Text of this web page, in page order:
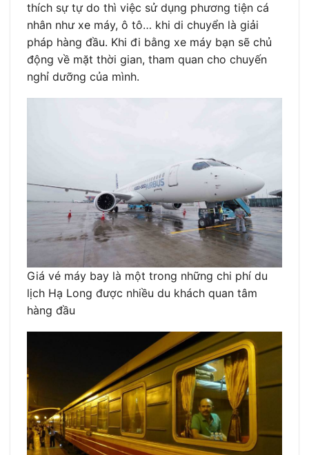
thích sự tự do thì việc sử dụng phương tiện cá
nhân như xe máy, ô tô… khi di chuyển là giải
pháp hàng đầu. Khi đi bằng xe máy bạn sẽ chủ
động về mặt thời gian, tham quan cho chuyến
nghỉ dưỡng của mình.
Giá vé máy bay là một trong những chi phí du
lịch Hạ Long được nhiều du khách quan tâm
hàng đầu